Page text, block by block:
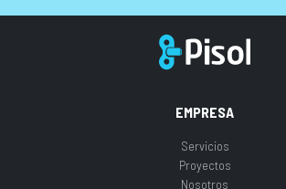
EMPRESA
Servicios
Proyectos
Nosotros